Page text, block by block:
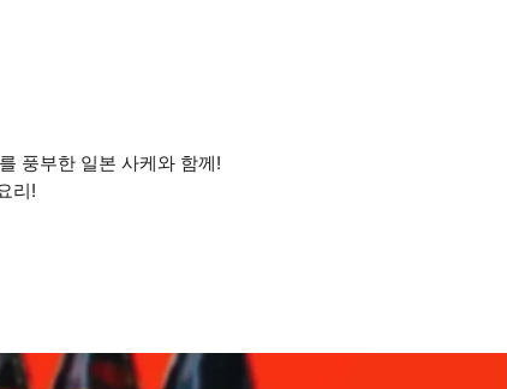
풍부한 일본 사케와 함께!
리!